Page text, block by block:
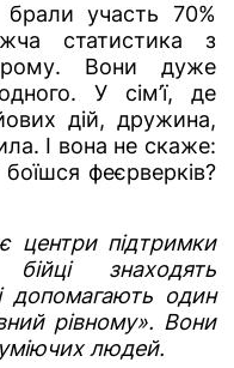
брали участь 70%
статистика з
Вони дуже
У сім’ї, де
дій, дружина,
І вона не скаже:
феєрверків?
центри підтримки
знаходять
допомагають один
рівному». Вони
людей.